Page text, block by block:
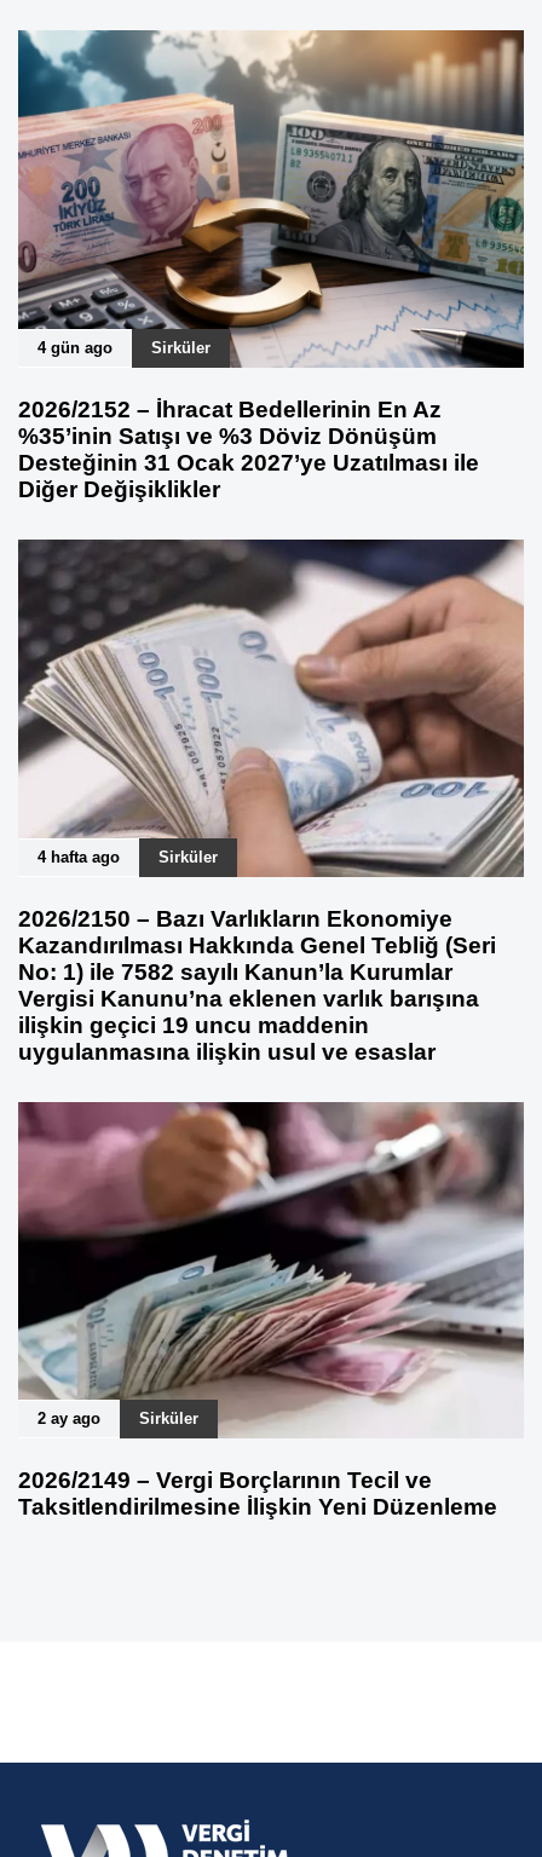
4 gün ago Sirküler
2026/2152 – İhracat Bedellerinin En Az
%35’inin Satışı ve %3 Döviz Dönüşüm
Desteğinin 31 Ocak 2027’ye Uzatılması ile
Diğer Değişiklikler
4 hafta ago Sirküler
2026/2150 – Bazı Varlıkların Ekonomiye
Kazandırılması Hakkında Genel Tebliğ (Seri
No: 1) ile 7582 sayılı Kanun’la Kurumlar
Vergisi Kanunu’na eklenen varlık barışına
ilişkin geçici 19 uncu maddenin
uygulanmasına ilişkin usul ve esaslar
2 ay ago Sirküler
2026/2149 – Vergi Borçlarının Tecil ve
Taksitlendirilmesine İlişkin Yeni Düzenleme